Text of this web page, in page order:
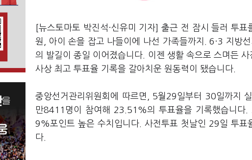
[뉴스토마토 박진석·신유미 기자] 출근 전 잠시 들러 투
원, 아이 손을 잡고 나들이에 나선 가족들까지. 6·3 지방
의 발길이 종일 이어졌습니다. 이젠 생활 속으로 스며든
사상 최고 투표율 기록을 갈아치운 원동력이 됐습니다.
중앙선거관리위원회에 따르면, 5월29일부터 30일까지
만8411명이 참여해 23.51%의 투표율을 기록했습니
9%포인트 높은 수치입니다. 사전투표 첫날인 29일 투
다.